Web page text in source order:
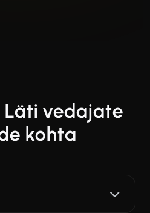
Läti vedajate
kohta